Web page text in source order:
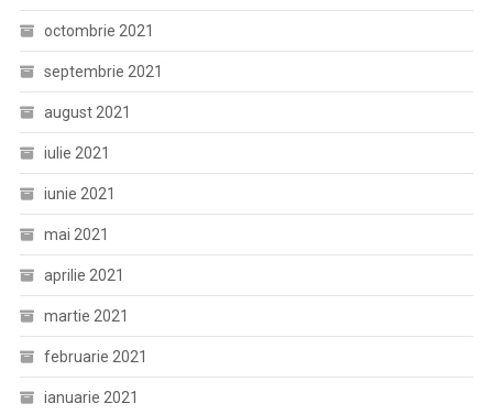
octombrie 2021
septembrie 2021
august 2021
iulie 2021
iunie 2021
mai 2021
aprilie 2021
martie 2021
februarie 2021
ianuarie 2021